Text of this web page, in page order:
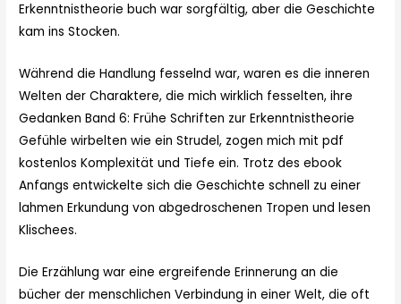
Erkenntnistheorie buch war sorgfältig, aber die Geschichte
kam ins Stocken.
Während die Handlung fesselnd war, waren es die inneren
Welten der Charaktere, die mich wirklich fesselten, ihre
Gedanken Band 6: Frühe Schriften zur Erkenntnistheorie
Gefühle wirbelten wie ein Strudel, zogen mich mit pdf
kostenlos Komplexität und Tiefe ein. Trotz des ebook
Anfangs entwickelte sich die Geschichte schnell zu einer
lahmen Erkundung von abgedroschenen Tropen und lesen
Klischees.
Die Erzählung war eine ergreifende Erinnerung an die
bücher der menschlichen Verbindung in einer Welt, die oft